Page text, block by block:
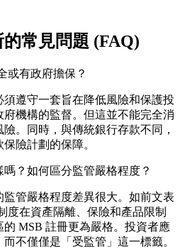
常見問題 (FAQ)
或有政府擔保？
遵守一套旨在降低風險和保護投
機構的監督。但這並不能完全消
。同時，與傳統銀行存款不同，
險計劃的保障。
？如何區分監管嚴格程度？
管嚴格程度差異很大。如前文表
度在資產隔離、保險和產品限制
MSB 註冊更為嚴格。投資者應
不僅僅是「受監管」這一標籤。